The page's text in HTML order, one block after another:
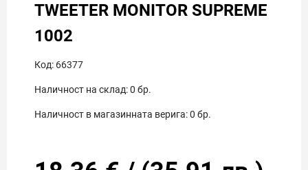
TWEETER MONITOR SUPREME
1002
Код: 66377
Наличност на склад:0 бр.
Наличност в магазинната верига:0 бр.